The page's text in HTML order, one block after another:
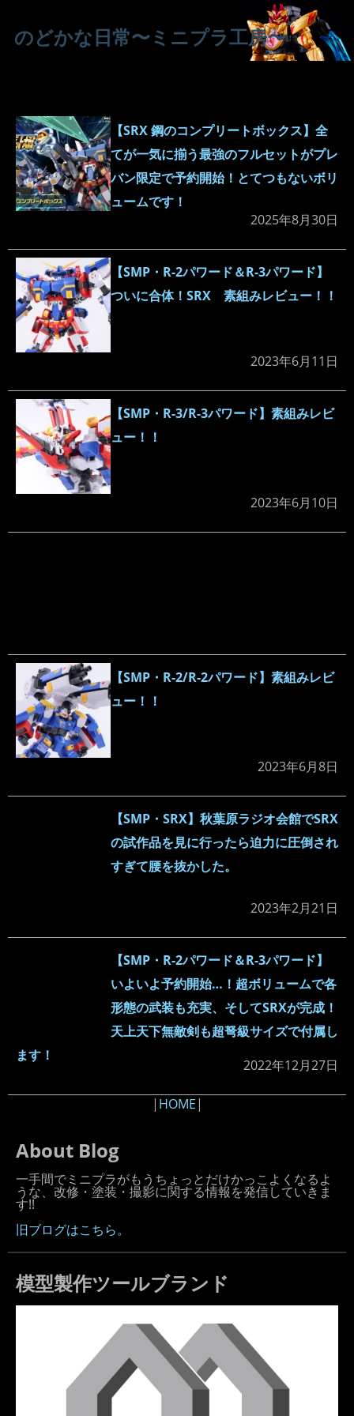
のどかな日常〜ミニプラ工房〜
【SRX 鋼のコンプリートボックス】全
てが一気に揃う最強のフルセットがプレ
バン限定で予約開始！とてつもないボリ
ュームです！
2025年8月30日
【SMP・R-2パワード＆R-3パワード】
ついに合体！SRX 素組みレビュー！！
2023年6月11日
【SMP・R-3/R-3パワード】素組みレビ
ュー！！
2023年6月10日
【SMP・R-2/R-2パワード】素組みレビ
ュー！！
2023年6月8日
【SMP・SRX】秋葉原ラジオ会館でSRX
の試作品を見に行ったら迫力に圧倒され
すぎて腰を抜かした。
2023年2月21日
【SMP・R-2パワード＆R-3パワード】
いよいよ予約開始…！超ボリュームで各
形態の武装も充実、そしてSRXが完成！
天上天下無敵剣も超弩級サイズで付属し
ます！
2022年12月27日
| HOME|
About Blog
一手間でミニプラがもうちょっとだけかっこよくなるよ
うな、改修・塗装・撮影に関する情報を発信していきま
す!!
旧ブログはこちら。
模型製作ツールブランド